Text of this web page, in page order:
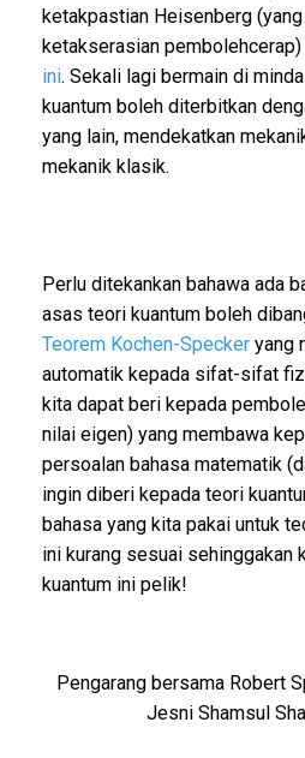
ketakpastian Heisenberg
ketakserasian
ini. Sekali lagi bermain di
kuantum boleh diterbitkan
yang lain, mendekatkan
mekanik klasik.
Perlu ditekankan bahawa ada
asas teori kuantum boleh
Teorem Kochen-Specker yang
automatik kepada sifat-sifat
kita dapat beri kepada
nilai eigen) yang membawa
persoalan bahasa matematik
ingin diberi kepada teori
bahasa yang kita pakai untuk
ini kurang sesuai sehinggakan
kuantum ini pelik!
Pengarang bersama Robert
Jesni Shamsul